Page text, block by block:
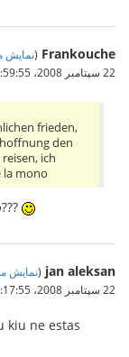
Frankouche
(
22 سپتامبر 2008،‏ 16:59:55
frieden,
den
ich
la mono
???
jan aleksan
(نمایش
22 سپتامبر 2008،‏ 17:17:55
kiu ne estas